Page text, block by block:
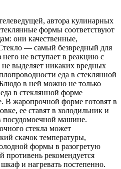
автора кулинарных
формы соответствуют
они качественные,
— самый безвредный для
него не вступает в реакцию с
выделяет никаких вредных
еда в стеклянной
в ней можно не только
в стеклянной форме
В жаропрочной форме готовят в
ее ставят в холодильник и
машине.
стекла может
скачок температуры,
формы в разогретую
противень рекомендуется
и нагревать постепенно.